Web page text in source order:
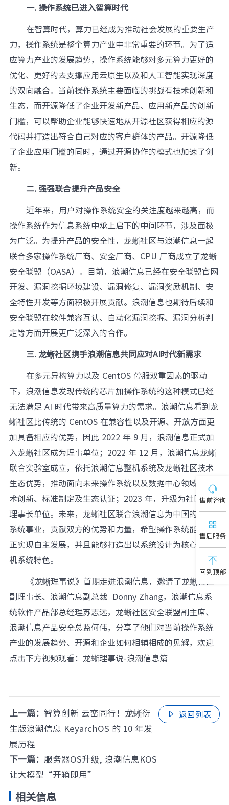
一. 操作系统已进入智算时代
在智算时代，算力已经成为推动社会发展的重要生产
力，操作系统是整个算力产业中非常重要的环节。为了适
应算力产业的发展趋势，操作系统能够对多元算力更好的
优化、更好的去支撑应用云原生以及和人工智能实现深度
的双向融合。当前操作系统主要面临的挑战有技术创新和
生态，而开源降低了企业开发新产品、应用新产品的创新
门槛，可以帮助企业能够快速地从开源社区获得相应的源
代码并打造出符合自己对应的客户群体的产品。开源降低
了企业应用门槛的同时，通过开源协作的模式也加速了创
新。
二. 强强联合提升产品安全
近年来，用户对操作系统安全的关注度越来越高，而
操作系统作为信息系统中承上启下的中间环节，涉及面极
为广泛。为提升产品的安全性，龙蜥社区与浪潮信息一起
联合多家操作系统厂商、安全厂商、CPU 厂商成立了龙蜥
安全联盟（OASA）。目前，浪潮信息已经在安全联盟官网
开发、漏洞挖掘环境建设、漏洞修复、漏洞奖励机制、安
全特性开发等方面积极开展贡献。浪潮信息也期待后续和
安全联盟在软件兼容互认、自动化漏洞挖掘、漏洞分析判
定等方面开展更广泛深入的合作。
三. 龙蜥社区携手浪潮信息共同应对AI时代新需求
在多元异构算力以及 CentOS 停服双重因素的驱动
下，浪潮信息发现传统的芯片加操作系统的这种模式已经
无法满足 AI 时代带来高质量算力的需求。浪潮信息看到龙
蜥社区比传统的 CentOS 在兼容性以及开源、开放方面更
加具备相应的优势，因此 2022 年 9 月，浪潮信息正式加
入龙蜥社区成为理事单位；2022 年 12 月，浪潮信息龙蜥
联合实验室成立，依托浪潮信息整机系统及龙蜥社区技术
生态优势，推动面向未来操作系统以及数据中心领域的技
术创新、标准制定及生态认证；2023 年，升级为社区的副
理事长单位。未来，龙蜥社区联合浪潮信息为中国的操作
系统事业，贡献双方的优势和力量，希望操作系统能够真
正实现自主发展，并且能够打造出以系统设计为核心的整
机系统特色。
《龙蜥理事说》首期走进浪潮信息，邀请了龙蜥社区
副理事长、浪潮信息副总裁 Donny Zhang，浪潮信息系
统软件产品部总经理苏志远，龙蜥社区安全联盟副主席、
浪潮信息产品安全总监何伟，分享了他们对当前操作系统
产业的发展趋势、开源和企业如何相辅相成的见解，欢迎
点击下方视频观看： 龙蜥理事说-浪潮信息篇
上一篇： 智算创新 云峦同行！龙蜥衍
生版浪潮信息 KeyarchOS 的 10 年发
展历程
下一篇： 服务器OS升级, 浪潮信息KOS
让大模型“开箱即用”
 返回列表
相关信息
售前咨询
售后服务
回到顶部